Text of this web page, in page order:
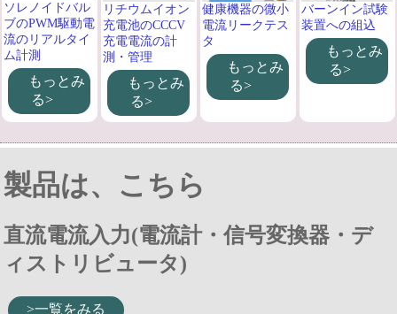
ソレノイドバル
ブのPWM駆動電
流のリアルタイ
ム計測
もっとみ
る>
リチウムイオン
充電池のCCCV
充電電流の計
測・管理
もっとみ
る>
健康機器の微小
電流リークテス
タ
もっとみ
る>
バーンイン試験
装置への組込
もっとみ
る>
製品は、こちら
直流電流入力(電流計・信号変換器・デ
ィストリビュータ)
>一覧をみる